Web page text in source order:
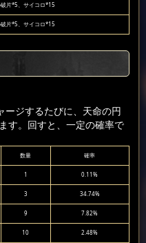
破片*5、サイコロ*15
破片*5、サイコロ*15
ージするたびに、天命の円
す。回すと、一定の確率で
数量 確率
1 0.11%
3 34.74%
9 7.82%
10 2.48%